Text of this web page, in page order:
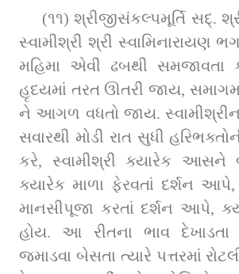
(૧૧) શ્રીજીસંકલ્પમૂર્તિ સદ્.
સ્વામીશ્રી શ્રી સ્વામિનારાયણ
મહિમા એવી ઢબથી સમજાવતા
હૃદયમાં તરત ઊતરી જાય,
ને આગળ વધતો જાય.
સવારથી મોડી રાત સુધી
કરે, સ્વામીશ્રી ક્યારેક આસને
ક્યારેક માળા ફેરવતાં દર્શન
માનસીપૂજા કરતાં દર્શન આપે,
હોય. આ રીતના ભાવ દેખાડતા
જમાડવા બેસતા ત્યારે પત્તરમાં